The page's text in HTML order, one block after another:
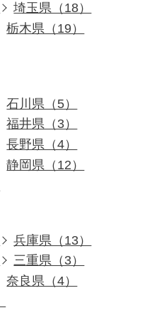
埼玉県（18）
栃木県（19）
石川県（5）
福井県（3）
長野県（4）
静岡県（12）
兵庫県（13）
三重県（3）
奈良県（4）